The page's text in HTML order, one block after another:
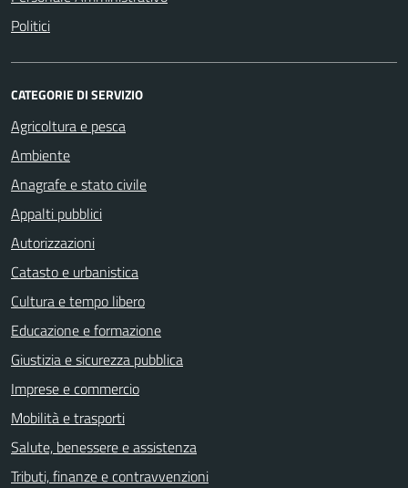
Politici
CATEGORIE DI SERVIZIO
Agricoltura e pesca
Ambiente
Anagrafe e stato civile
Appalti pubblici
Autorizzazioni
Catasto e urbanistica
Cultura e tempo libero
Educazione e formazione
Giustizia e sicurezza pubblica
Imprese e commercio
Mobilità e trasporti
Salute, benessere e assistenza
Tributi, finanze e contravvenzioni